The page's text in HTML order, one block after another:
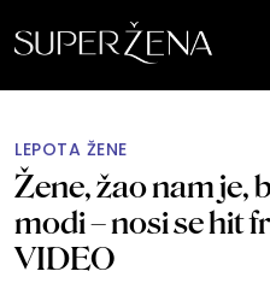
LEPOTA ŽENE
Žene, žao nam je,
modi – nosi se hit
VIDEO